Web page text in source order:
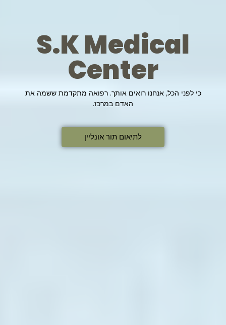
S.K Medical
Center
כי לפני הכל, אנחנו רואים אותך. רפואה מתקדמת ששמה את
האדם במרכז.
לתיאום תור אונליין